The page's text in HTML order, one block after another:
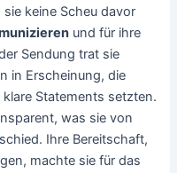
sie keine Scheu davor
und für ihre
Sendung trat sie
in Erscheinung, die
Statements setzten.
was sie von
Ihre Bereitschaft,
machte sie für das